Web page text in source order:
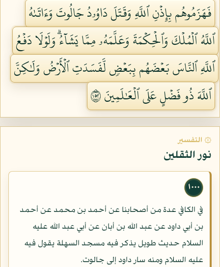
فَهَزَمُوهُم بِإِذۡنِ ٱللَّهِ وَقَتَلَ دَاوُۥدُ جَالُوتَ وَءَاتَىٰهُ
ٱللَّهُ ٱلۡمُلۡكَ وَٱلۡحِكۡمَةَ وَعَلَّمَهُۥ مِمَّا يَشَآءُۗ وَلَوۡلَا دَفۡعُ
ٱللَّهِ ٱلنَّاسَ بَعۡضَهُم بِبَعۡضٖ لَّفَسَدَتِ ٱلۡأَرۡضُ وَلَٰكِنَّ
ٱللَّهَ ذُو فَضۡلٍ عَلَى ٱلۡعَٰلَمِينَ ٢٥١
۞ التفسير
نور الثقلين
١٠٠٠
في الكافي عدة من أصحابنا عن أحمد بن محمد عن أحمد
بن أبي داود عن عبد الله بن أبان عن أبي عبد الله عليه
السلام حديث طويل يذكر فيه مسجد السهلة يقول فيه
عليه السلام ومنه سار داود إلى جالوت.